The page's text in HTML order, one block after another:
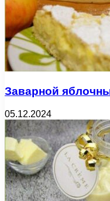
Заварной
05.12.2024